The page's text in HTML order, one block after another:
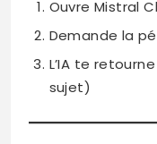
Ouvre Mistral
Demande la
L’IA te
sujet)